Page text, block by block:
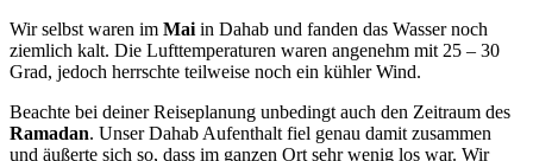
Wir selbst waren im Mai in Dahab und fanden das Wasser noch
ziemlich kalt. Die Lufttemperaturen waren angenehm mit 25 – 30
Grad, jedoch herrschte teilweise noch ein kühler Wind.
Beachte bei deiner Reiseplanung unbedingt auch den Zeitraum des
Ramadan. Unser Dahab Aufenthalt fiel genau damit zusammen
und äußerte sich so, dass im ganzen Ort sehr wenig los war. Wir